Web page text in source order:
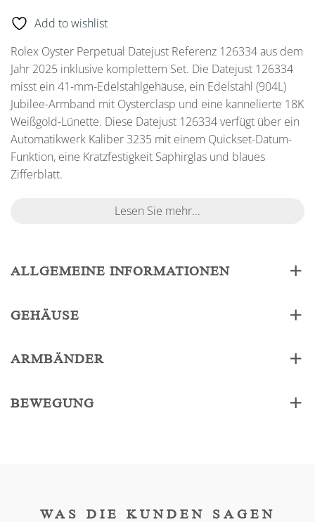
Add to wishlist
Rolex Oyster Perpetual Datejust Referenz 126334 aus dem
Jahr 2025 inklusive komplettem Set. Die Datejust 126334
misst ein 41-mm-Edelstahlgehäuse, ein Edelstahl (904L)
Jubilee-Armband mit Oysterclasp und eine kannelierte 18K
Weißgold-Lünette. Diese Datejust 126334 verfügt über ein
Automatikwerk Kaliber 3235 mit einem Quickset-Datum-
Funktion, eine Kratzfestigkeit Saphirglas und blaues
Zifferblatt.
Lesen Sie mehr...
ALLGEMEINE INFORMATIONEN
GEHÄUSE
ARMBÄNDER
BEWEGUNG
WAS DIE KUNDEN SAGEN